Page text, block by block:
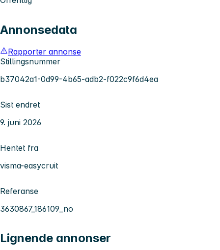
Annonsedata
Rapporter annonse
Stillingsnummer
b37042a1-0d99-4b65-adb2-f022c9f6d4ea
Sist endret
9. juni 2026
Hentet fra
visma-easycruit
Referanse
3630867_186109_no
Lignende annonser